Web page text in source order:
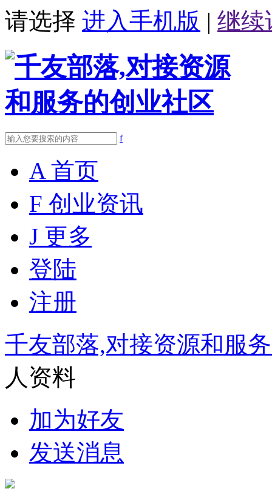
请选择 进入手机版 | 继续
f
A 首页
F 创业资讯
J 更多
登陆
注册
千友部落,对接资源和服
人资料
加为好友
发送消息